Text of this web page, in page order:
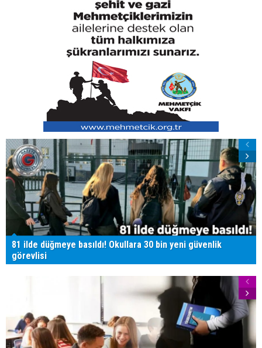
81 ilde düğmeye basıldı! Okullara 30 bin yeni güvenlik
görevlisi